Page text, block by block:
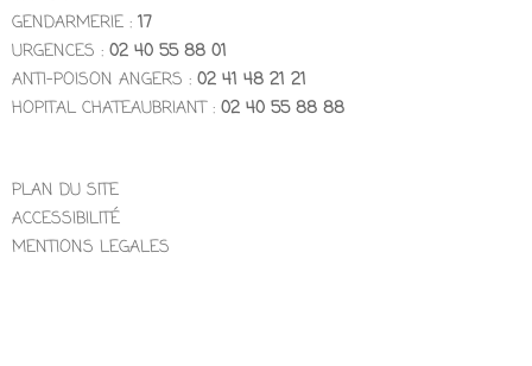
GENDARMERIE : 17
URGENCES : 02 40 55 88 01
ANTI-POISON ANGERS : 02 41 48 21 21
HOPITAL CHATEAUBRIANT : 02 40 55 88 88
PLAN DU SITE
ACCESSIBILITÉ
MENTIONS LEGALES